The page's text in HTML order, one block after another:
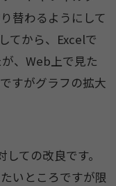
替わるようにして
てから、Excelで
、Web上で見た
すがグラフの拡大
ての改良です。
いところですが限